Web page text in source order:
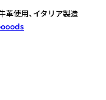
革使用、イタリア製造